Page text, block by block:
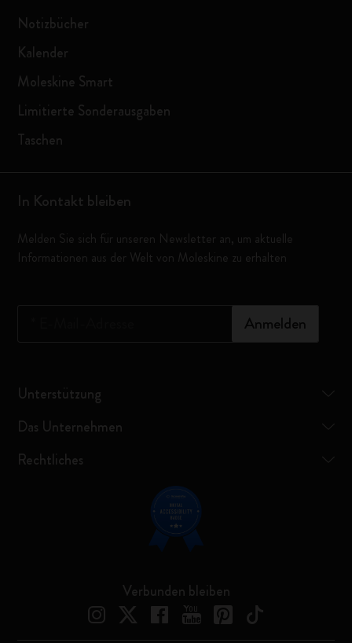
Notizbücher
Kalender
Moleskine Smart
Limitierte Sonderausgaben
Taschen
In Kontakt bleiben
Melden Sie sich für unseren Newsletter an, um aktuelle
Informationen aus der Welt von Moleskine zu erhalten
Anmelden
Unterstützung
Das Unternehmen
Rechtliches
Verbunden bleiben